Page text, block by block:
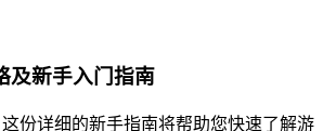
及新手入门指南
份详细的新手指南将帮助您快速了解游